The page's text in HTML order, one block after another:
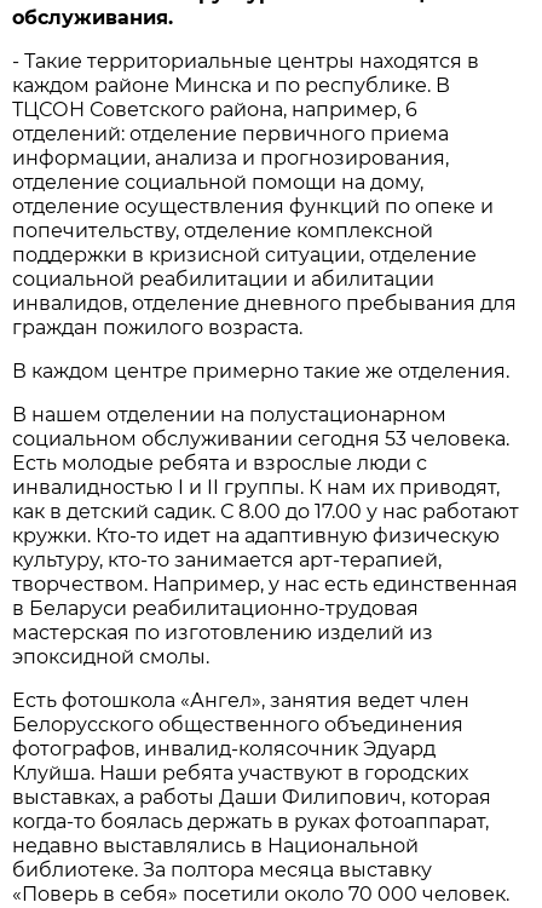
обслуживания.
- Такие территориальные центры находятся в
каждом районе Минска и по республике. В
ТЦСОН Советского района, например, 6
отделений: отделение первичного приема
информации, анализа и прогнозирования,
отделение социальной помощи на дому,
отделение осуществления функций по опеке и
попечительству, отделение комплексной
поддержки в кризисной ситуации, отделение
социальной реабилитации и абилитации
инвалидов, отделение дневного пребывания для
граждан пожилого возраста.
В каждом центре примерно такие же отделения.
В нашем отделении на полустационарном
социальном обслуживании сегодня 53 человека.
Есть молодые ребята и взрослые люди с
инвалидностью I и II группы. К нам их приводят,
как в детский садик. С 8.00 до 17.00 у нас работают
кружки. Кто-то идет на адаптивную физическую
культуру, кто-то занимается арт-терапией,
творчеством. Например, у нас есть единственная
в Беларуси реабилитационно-трудовая
мастерская по изготовлению изделий из
эпоксидной смолы.
Есть фотошкола «Ангел», занятия ведет член
Белорусского общественного объединения
фотографов, инвалид-колясочник Эдуард
Клуйша. Наши ребята участвуют в городских
выставках, а работы Даши Филипович, которая
когда-то боялась держать в руках фотоаппарат,
недавно выставлялись в Национальной
библиотеке. За полтора месяца выставку
«Поверь в себя» посетили около 70 000 человек.